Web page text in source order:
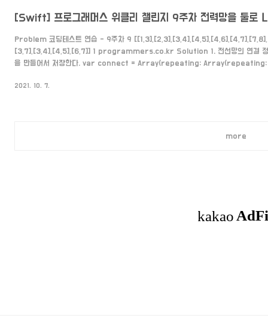
[Swift] 프로그래머스 위클리 챌린지 9주차 전력망을 둘로
Problem 코딩테스트 연습 - 9주차 9
[3,7],[3,4],[4,5],[6,7]] 1 programmers.co.kr Solution 1. 전선망의 연결 정
을 만들어서 저장한다. var connect = Array(repeating:
2. 연결된 전선을 하나씩 잘라보며 왼쪽과 오른쪽의 갯수를 세주고 최솟값과 비교합
2021. 10. 7.
more